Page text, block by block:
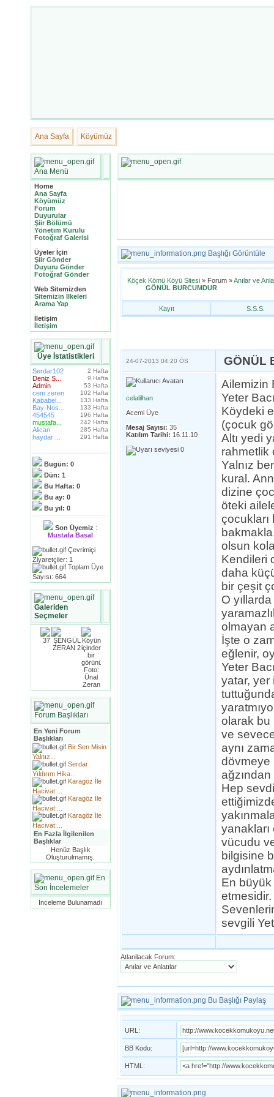
Ana Sayfa Köyümüz
Ana Menü
Home
Ana Sayfa
Köyümüz
Forum
Duyurular
Şiir Bölümü
Yönetim Kurulu
Fotoğraf Galerisi
Üyeler İçin
Şiir Gönder
Duyuru Gönder
Fotoğraf Gönder
Web Sitemizden
Sitemizin İlkeleri
Arama Yap
İletişim
İletişim
Üye İstatistikleri
Serdar102 2 Hafta
Deniz S... 9 Hafta
Admin 53 Hafta
cem zeren 102 Hafta
Kababel... 133 Hafta
Bay-Nos... 133 Hafta
454545 196 Hafta
mustafa... 242 Hafta
Alican 285 Hafta
haydar ... 291 Hafta
Bugün: 0
Dün: 1
Bu Hafta: 0
Bu ay: 0
Bu yıl: 0
Son Üyemiz :
Mustafa Basal
Çevrimiçi
Ziyaretçiler: 1
Toplam Üye
Sayısı: 664
Galeriden
Seçmeler
Forum Başlıkları
En Yeni Forum
Başlıkları
Bir Sen Misin
Yalnız...
Serdar
Yıldırım Hika...
Karagöz İle
Hacivat:...
Karagöz İle
Hacivat:...
Karagöz İle
Hacivat:...
En Fazla İlgilenilen
Başlıklar
Henüz Başlık
Oluşturulmamış.
En
Son İncelemeler
İnceleme Bulunamadı
Başlığı Görüntüle
Köçek Kömü Köyü Sitesi » Forum »Anılar ve
GÖNÜL BURCUMDUR
Kayıt S.S.S.
24-07-2013 04:20 ÖS GÖNÜL
celalilhan
Acemi Üye
Mesaj Sayısı: 35
Katılım Tarihi: 16.11.10
Ailemizin
Yeter
Köydeki
(çocuk
Altı yedi
rahmetlik
Yalnız
kural.
dizine
öteki
olsun
Kendileri
daha
bir çeşit
O
olmayan
İşte o
eğlenir,
Yeter
yatar, yer
olarak bu
ve
aynı
dövmeye
ağzından
Hep
yanakları
vücudu
bilgisine
En büyük
etmesidir.
sevgili
Atlanilacak Forum:
Bu Başlığı Paylaş
URL:
BB Kodu:
HTML: